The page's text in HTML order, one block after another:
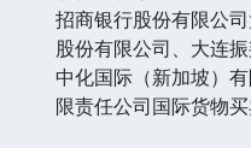
招商银行股份有限公
股份有限公司、大连
中化国际（新加坡）
限责任公司国际货物